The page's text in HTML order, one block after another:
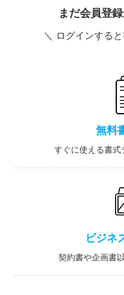
まだ会員登
＼ ログインする
無料
すぐに使える書
ビジネ
契約書や企画書